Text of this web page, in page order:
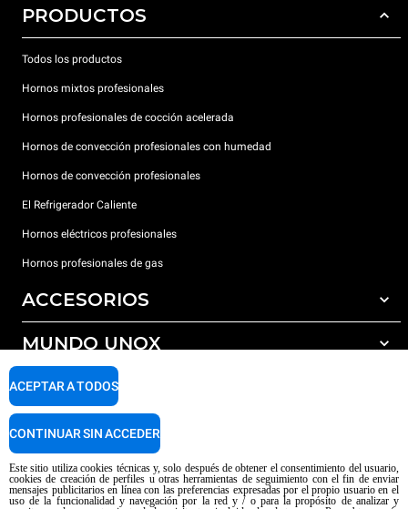
PRODUCTOS
Todos los productos
Hornos mixtos profesionales
Hornos profesionales de cocción acelerada
Hornos de convección profesionales con humedad
Hornos de convección profesionales
El Refrigerador Caliente
Hornos eléctricos profesionales
Hornos profesionales de gas
ACCESORIOS
Todos los accesorios
Detergentes para lavado automático
Detergentes para lavado manual
Tratamiento de agua con filtros de resina
MUNDO UNOX
Nuestras sedes en el mundo
SOPORTE
Garantía Unox
Centros de servicio técnico
Aviso sobre el contenido generado por IA
Privacy policy Cookie policy
Este sitio utiliza cookies técnicas y, solo después de obtener el consentimiento del usuario,
cookies de creación de perfiles u otras herramientas de seguimiento con el fin de enviar
mensajes publicitarios en línea con las preferencias expresadas por el propio usuario en el
uso de la funcionalidad y navegación por la red y / o para la propósito de analizar y
ACEPTAR A TODOS
CONTINUAR SIN ACCEDER